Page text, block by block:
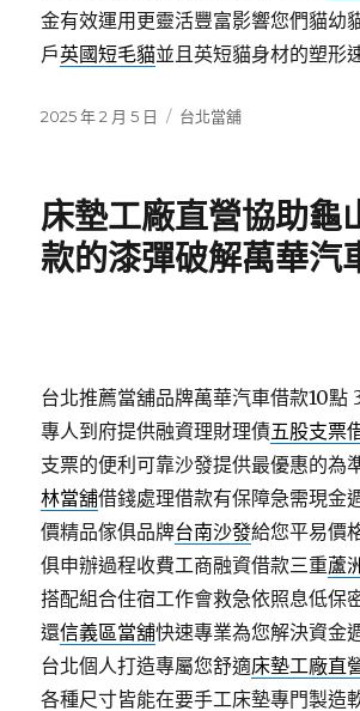
金有效運用更靈活豐富影響您們貓幼
戶英國短毛貓並且英短貓身材的塑形
發
2025 年 2 月 5 日
分
台北當舖
床墊工廠直營協助龜
款的漆彈破解萬華汽
台北推薦當舖品牌萬華汽車借款10點
專人到府提供融資理財理債五股支票
支票的便利可靠沙發提供最優惠的為
林當舖借錢處理借款有保障急需現金
價精品傢俱品牌台南沙發給您平易價
俱申辦過程收費工商融資借款三重蘆
搭配組合住宿工作會救急依照息低保
還信義區當舖快速專業為您解決資金
台北個人打造專屬您舒適床墊工廠直
各種尺寸皆能在要手工床墊專門製造